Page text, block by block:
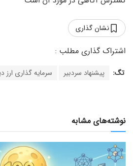
نشان گذاری
تگ: پیشنهاد سردبیر سرمایه گذاری ارز
نوشته‌های مشابه